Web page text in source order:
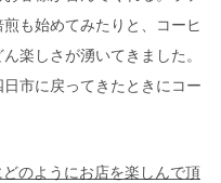
も始めてみたりと、コーヒ
楽しさが湧いてきました。
市に戻ってきたときにコー
のようにお店を楽しんで頂